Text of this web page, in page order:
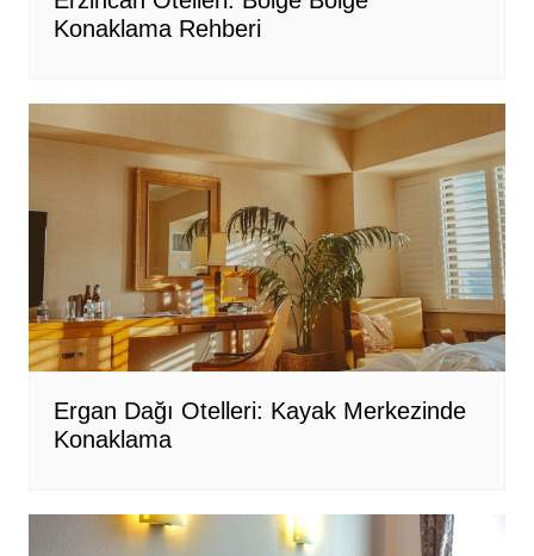
Konaklama Rehberi
Ergan Dağı Otelleri: Kayak Merkezinde
Konaklama